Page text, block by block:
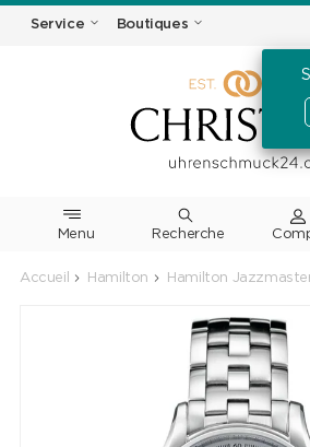
Service Boutiques
Menu Recherche
Accueil Hamilton Hamilton